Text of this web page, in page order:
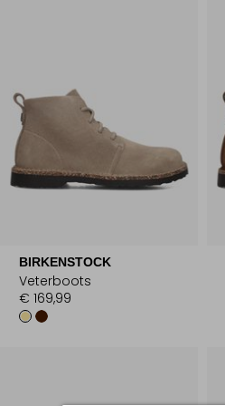
BIRKENSTOCK
Veterboots
€ 169,99